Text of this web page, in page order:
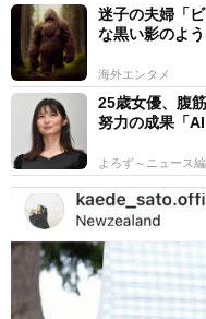
迷子の夫婦「
な黒い影のよ
海外エンタメ
25歳女優、腹
努力の成果「
よろず～ニュース